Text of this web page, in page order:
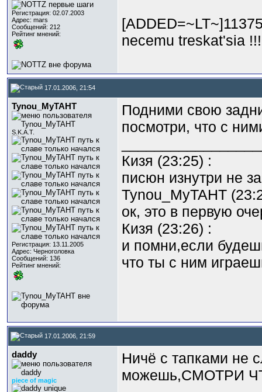
Регистрация: 02.07.2003
Адрес: mars
Сообщений: 212
Рейтинг мнений:
necemu treskat'sia
17.01.2006, 21:54
Tynou_MyTAHT
S.K.A.T.
Регистрация: 13.11.2005
Адрес: Черноголовка
Сообщений: 136
Рейтинг мнений:
Подними свою
посмотри, что с
Кизя (23:25) :
писюн изнутри не
Tynou_MyTAHT
ок, это в первую
Кизя (23:26) :
и помни,если
что ты с ним
17.01.2006, 21:59
daddy
piece of magic
Ничё с тапками не
можешь,СМОТРИ